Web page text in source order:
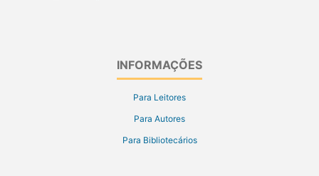
INFORMAÇÕES
Para Leitores
Para Autores
Para Bibliotecários